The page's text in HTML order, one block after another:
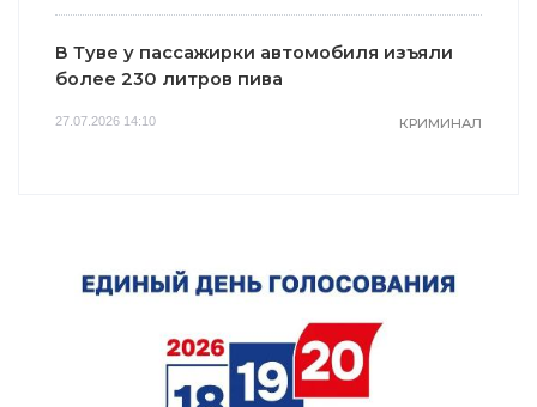
В Туве у пассажирки автомобиля изъяли
более 230 литров пива
27.07.2026 14:10 КРИМИНАЛ